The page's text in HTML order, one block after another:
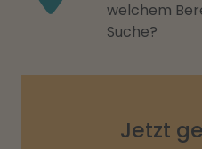
welchem
Suche?
Jetzt